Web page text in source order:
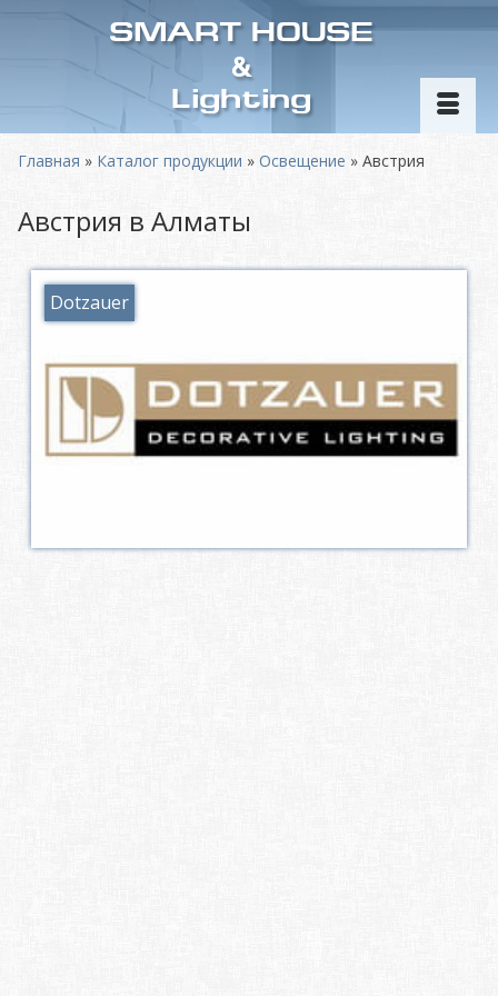
SMART HOUSE
&
Lighting
Главная » Каталог продукции » Освещение » Австрия
Австрия в Алматы
Dotzauer